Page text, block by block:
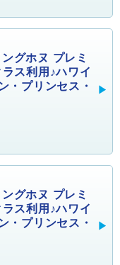
グホヌ プレミ
ス利用♪ハワイ
・プリンセス・
グホヌ プレミ
ス利用♪ハワイ
・プリンセス・